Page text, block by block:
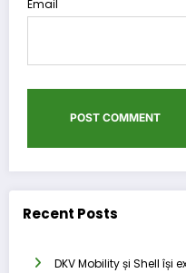
Email
Recent Posts
DKV Mobility și Shell își